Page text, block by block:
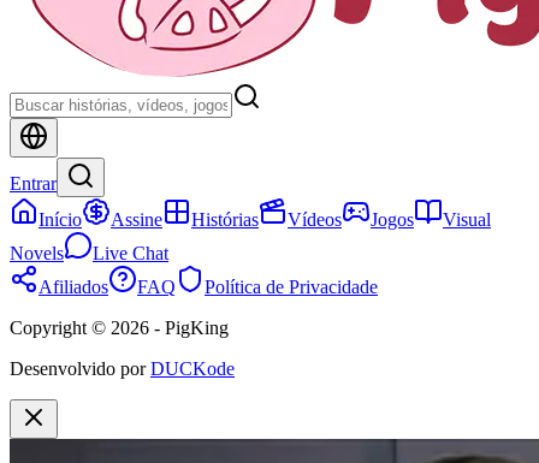
Entrar
Início
Assine Histórias Vídeos Jogos
Visual
Novels
Live Chat
Afiliados
FAQ
Política de Privacidade
Copyright © 2026 - PigKing
Desenvolvido por DUCKode